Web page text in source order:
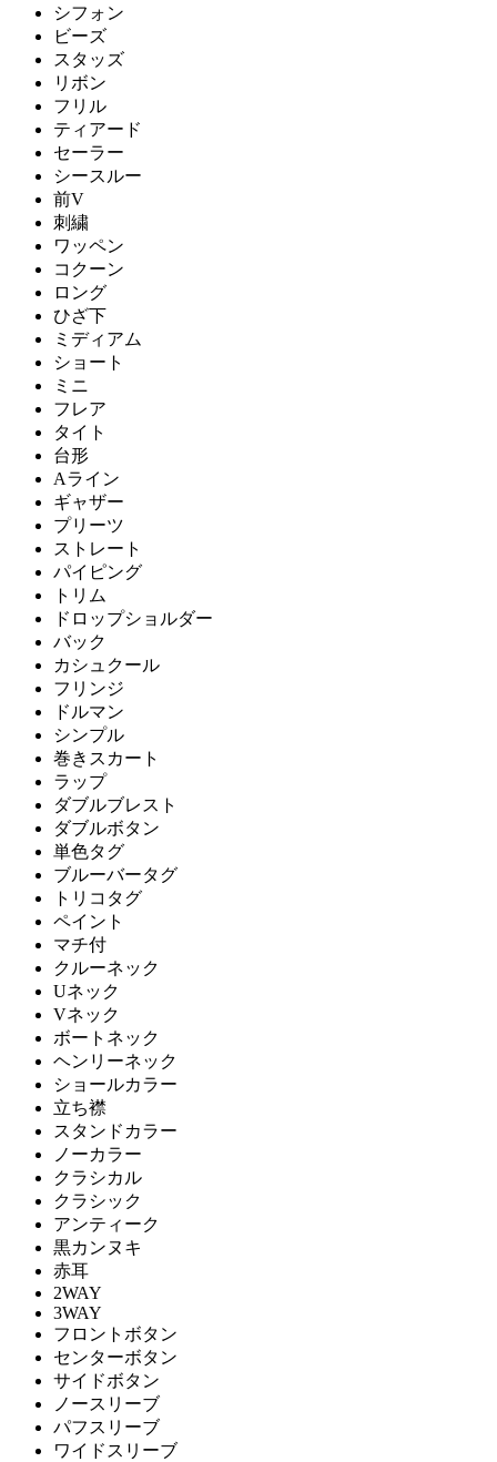
シフォン
ビーズ
スタッズ
リボン
フリル
ティアード
セーラー
シースルー
前V
刺繍
ワッペン
コクーン
ロング
ひざ下
ミディアム
ショート
ミニ
フレア
タイト
台形
Aライン
ギャザー
プリーツ
ストレート
パイピング
トリム
ドロップショルダー
バック
カシュクール
フリンジ
ドルマン
シンプル
巻きスカート
ラップ
ダブルブレスト
ダブルボタン
単色タグ
ブルーバータグ
トリコタグ
ペイント
マチ付
クルーネック
Uネック
Vネック
ボートネック
ヘンリーネック
ショールカラー
立ち襟
スタンドカラー
ノーカラー
クラシカル
クラシック
アンティーク
黒カンヌキ
赤耳
2WAY
3WAY
フロントボタン
センターボタン
サイドボタン
ノースリーブ
パフスリーブ
ワイドスリーブ